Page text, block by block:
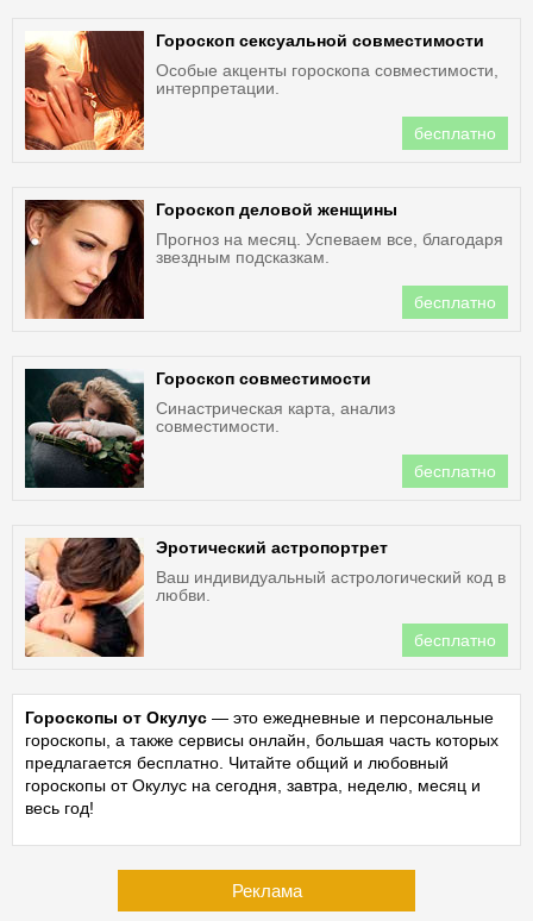
Гороскоп сексуальной совместимости
Особые акценты гороскопа совместимости,
интерпретации.
бесплатно
Гороскоп деловой женщины
Прогноз на месяц. Успеваем все, благодаря
звездным подсказкам.
бесплатно
Гороскоп совместимости
Синастрическая карта, анализ
совместимости.
бесплатно
Эротический астропортрет
Ваш индивидуальный астрологический код в
любви.
бесплатно
Гороскопы от Окулус — это ежедневные и персональные
гороскопы, а также сервисы онлайн, большая часть которых
предлагается бесплатно. Читайте общий и любовный
гороскопы от Окулус на сегодня, завтра, неделю, месяц и
весь год!
Реклама